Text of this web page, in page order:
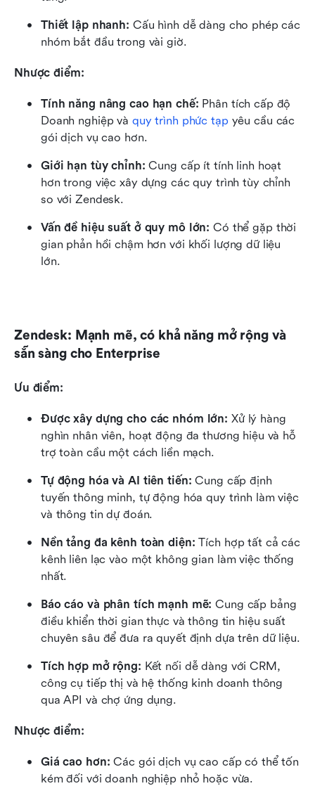
Thiết lập nhanh: Cấu hình dễ dàng cho phép các
nhóm bắt đầu trong vài giờ.
Nhược điểm:
Tính năng nâng cao hạn chế: Phân tích cấp độ
Doanh nghiệp và quy trình phức tạp yêu cầu các
gói dịch vụ cao hơn.
Giới hạn tùy chỉnh: Cung cấp ít tính linh hoạt
hơn trong việc xây dựng các quy trình tùy chỉnh
so với Zendesk.
Vấn đề hiệu suất ở quy mô lớn: Có thể gặp thời
gian phản hồi chậm hơn với khối lượng dữ liệu
lớn.
Zendesk: Mạnh mẽ, có khả năng mở rộng và
sẵn sàng cho Enterprise
Ưu điểm:
Được xây dựng cho các nhóm lớn: Xử lý hàng
nghìn nhân viên, hoạt động đa thương hiệu và hỗ
trợ toàn cầu một cách liền mạch.
Tự động hóa và AI tiên tiến: Cung cấp định
tuyến thông minh, tự động hóa quy trình làm việc
và thông tin dự đoán.
Nền tảng đa kênh toàn diện: Tích hợp tất cả các
kênh liên lạc vào một không gian làm việc thống
nhất.
Báo cáo và phân tích mạnh mẽ: Cung cấp bảng
điều khiển thời gian thực và thông tin hiệu suất
chuyên sâu để đưa ra quyết định dựa trên dữ liệu.
Tích hợp mở rộng: Kết nối dễ dàng với CRM,
công cụ tiếp thị và hệ thống kinh doanh thông
qua API và chợ ứng dụng.
Nhược điểm:
Giá cao hơn: Các gói dịch vụ cao cấp có thể tốn
kém đối với doanh nghiệp nhỏ hoặc vừa.